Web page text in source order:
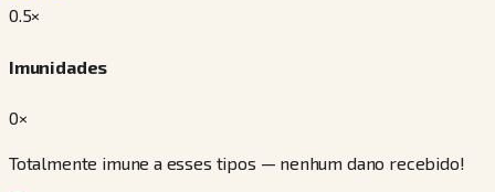
0.5×
Imunidades
0×
Totalmente imune a esses tipos — nenhum dano recebido!